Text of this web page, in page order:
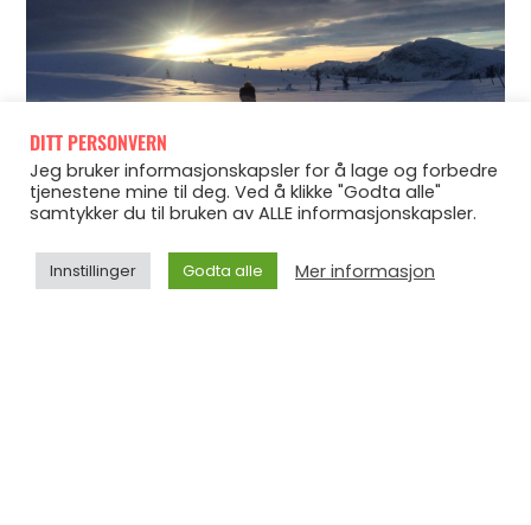
DITT PERSONVERN
Jeg bruker informasjonskapsler for å lage og forbedre
tjenestene mine til deg. Ved å klikke "Godta alle"
samtykker du til bruken av ALLE informasjonskapsler.
Innstillinger Godta alle Mer informasjon